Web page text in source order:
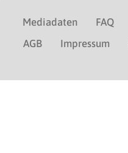
Mediadaten FAQ
AGB
Impressum